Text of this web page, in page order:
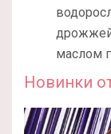
маслом
Новинки